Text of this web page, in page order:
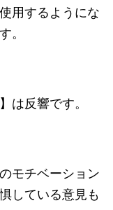
用するようにな
。
は反響です。
モチベーション
している意見も